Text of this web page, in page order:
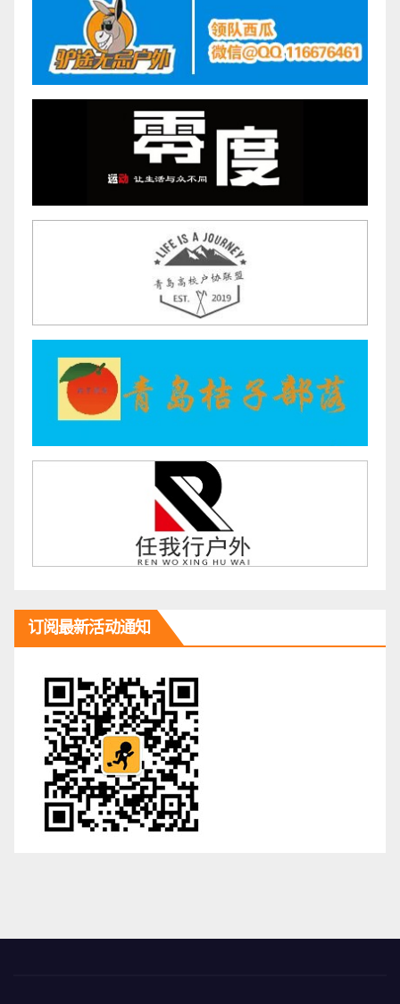
订阅最新活动通知